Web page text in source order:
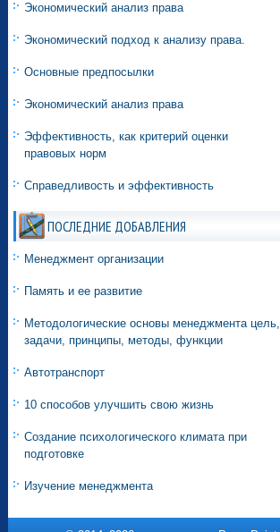
Экономический анализ права
Экономический подход к анализу права.
Основные предпосылки
Экономический анализ права
Эффективность, как критерий оценки
правовых норм
Справедливость и эффективность
ПОСЛЕДНИЕ ДОБАВЛЕНИЯ
Менеджмент организации
Память и ее развитие
Методологические основы менеджмента цель,
задачи, принципы, методы, функции
Автотранспорт
10 способов улучшить свою жизнь
Создание психологического климата при
подготовке
Изучение менеджмента